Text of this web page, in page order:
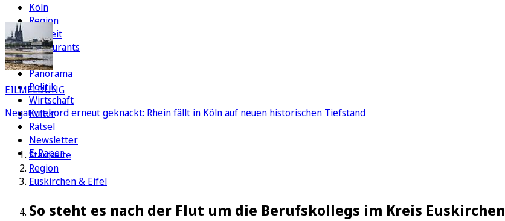
Köln
Region
Freizeit
Restaurants
FC
Panorama
Politik
Wirtschaft
Kultur
Rätsel
Newsletter
E-Paper
EILMELDUNG
Negativrekord erneut geknackt: Rhein fällt in Köln auf neuen historischen Tiefstand
Startseite
Region
Euskirchen & Eifel
So steht es nach der Flut um die Berufskollegs im Kreis Euskirchen